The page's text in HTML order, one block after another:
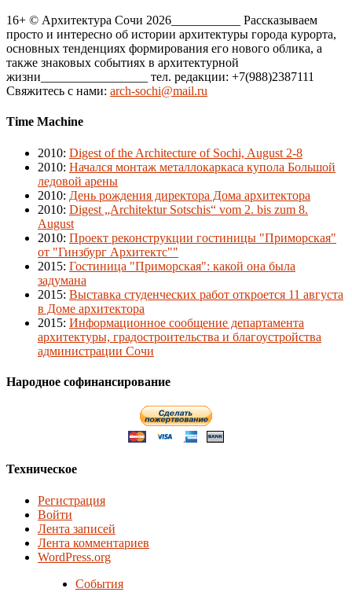
16+ © Архитектура Сочи 2026___________ Рассказываем
просто и интересно об истории архитектуры города курорта,
основных тенденциях формирования его нового облика, а
также знаковых событиях в архитектурной
жизни_________________ тел. редакции: +7(988)2387111
Свяжитесь с нами: arch-sochi@mail.ru
Time Machine
2010: Digest of the Architecture of Sochi, August 2-8
2010: Начался монтаж металлокаркаса купола Большой
ледовой арены
2010: День рождения директора Дома архитектора
2010: Digest „Architektur Sotschis“ vom 2. bis zum 8.
August
2010: Проект реконструкции гостиницы "Приморская"
от "Гинзбург Архитектс""
2015: Гостиница "Приморская": какой она была
задумана
2015: Выставка студенческих работ откроется 11 августа
в Доме архитектора
2015: Информационное сообщение департамента
архитектуры, градостроительства и благоустройства
администрации Сочи
Народное софинансирование
Техническое
Регистрация
Войти
Лента записей
Лента комментариев
WordPress.org
События